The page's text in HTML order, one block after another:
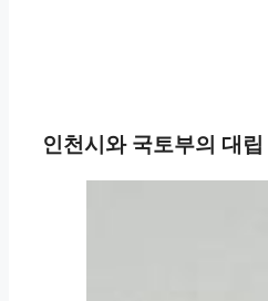
인천시와 국토부의 대립